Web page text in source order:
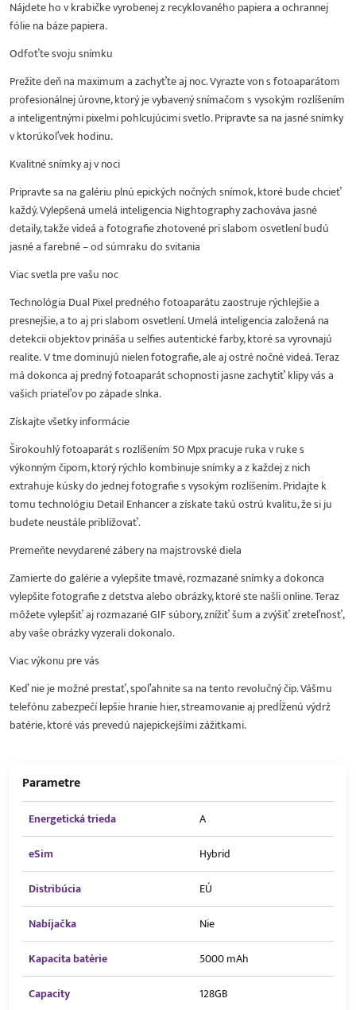
Nájdete ho v krabičke vyrobenej z recyklovaného papiera a ochrannej
fólie na báze papiera.
Odfoťte svoju snímku
Prežite deň na maximum a zachyťte aj noc. Vyrazte von s fotoaparátom
profesionálnej úrovne, ktorý je vybavený snímačom s vysokým rozlíšením
a inteligentnými pixelmi pohlcujúcimi svetlo. Pripravte sa na jasné snímky
v ktorúkoľvek hodinu.
Kvalitné snímky aj v noci
Pripravte sa na galériu plnú epických nočných snímok, ktoré bude chcieť
každý. Vylepšená umelá inteligencia Nightography zachováva jasné
detaily, takže videá a fotografie zhotovené pri slabom osvetlení budú
jasné a farebné – od súmraku do svitania
Viac svetla pre vašu noc
Technológia Dual Pixel predného fotoaparátu zaostruje rýchlejšie a
presnejšie, a to aj pri slabom osvetlení. Umelá inteligencia založená na
detekcii objektov prináša u selfies autentické farby, ktoré sa vyrovnajú
realite. V tme dominujú nielen fotografie, ale aj ostré nočné videá. Teraz
má dokonca aj predný fotoaparát schopnosti jasne zachytiť klipy vás a
vašich priateľov po západe slnka.
Získajte všetky informácie
Širokouhlý fotoaparát s rozlíšením 50 Mpx pracuje ruka v ruke s
výkonným čipom, ktorý rýchlo kombinuje snímky a z každej z nich
extrahuje kúsky do jednej fotografie s vysokým rozlíšením. Pridajte k
tomu technológiu Detail Enhancer a získate takú ostrú kvalitu, že si ju
budete neustále približovať.
Premeňte nevydarené zábery na majstrovské diela
Zamierte do galérie a vylepšite tmavé, rozmazané snímky a dokonca
vylepšite fotografie z detstva alebo obrázky, ktoré ste našli online. Teraz
môžete vylepšiť aj rozmazané GIF súbory, znížiť šum a zvýšiť zreteľnosť,
aby vaše obrázky vyzerali dokonalo.
Viac výkonu pre vás
Keď nie je možné prestať, spoľahnite sa na tento revolučný čip. Vášmu
telefónu zabezpečí lepšie hranie hier, streamovanie aj predĺženú výdrž
batérie, ktoré vás prevedú najepickejšími zážitkami.
Parametre
Energetická trieda
A
eSim
Hybrid
Distribúcia
EÚ
Nabíjačka
Nie
Kapacita batérie
5000 mAh
Capacity
128GB